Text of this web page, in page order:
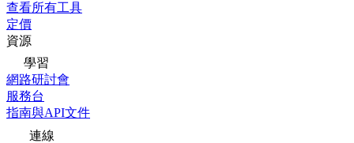
查看所有工具
定價
資源
學習
網路研討會
服務台
指南與API文件
連線